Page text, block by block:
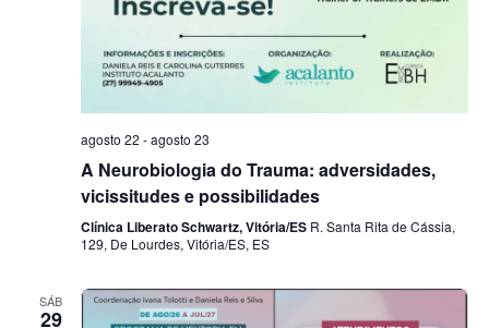
agosto 22 -agosto 23
A Neurobiologia do Trauma: adversidades,
vicissitudes e possibilidades
Clínica Liberato Schwartz, Vitória/ES R. Santa Rita de Cássia,
129, De Lourdes, Vitória/ES, ES
SÁB
29